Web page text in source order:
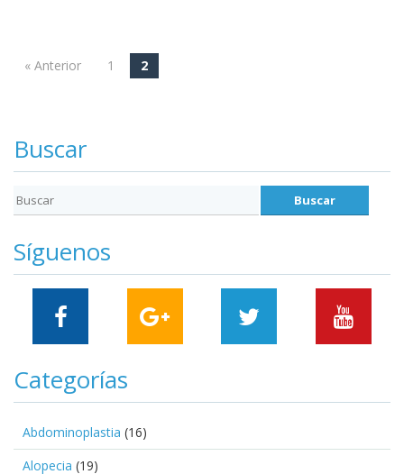
Navegación
« Anterior 1 2
Buscar
Síguenos
Categorías
Abdominoplastia (16)
Alopecia (19)